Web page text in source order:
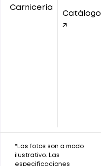
Carnicería
Catálogo
↗
*Las fotos son a modo
ilustrativo. Las
especificaciones